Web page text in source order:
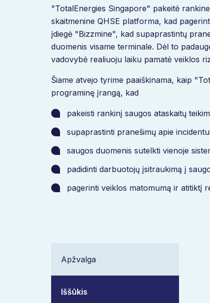
"TotalEnergies Singapore" pakeitė
skaitmenine QHSE platforma, kad
įdiegė "Bizzmine", kad supaprastintų
duomenis visame terminale. Dėl to
vadovybė realiuoju laiku pamatė veiklos
Šiame atvejo tyrime paaiškinama, kaip
programinę įrangą, kad
pakeisti rankinį saugos ataskaitų
supaprastinti pranešimų apie
saugos duomenis sutelkti vienoje
padidinti darbuotojų įsitraukimą į
pagerinti veiklos matomumą ir atitiktį
Apžvalga
Iššūkis